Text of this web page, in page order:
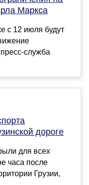
Маркса
с 12 июля будут
служба
дороге
для всех
часа после
Грузии,